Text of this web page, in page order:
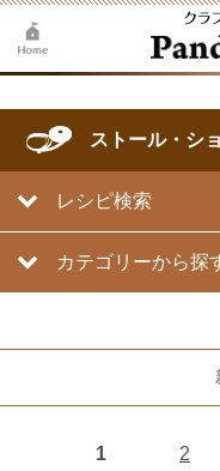
ストール・シ
レシピ検索
カテゴリーから探
1 2